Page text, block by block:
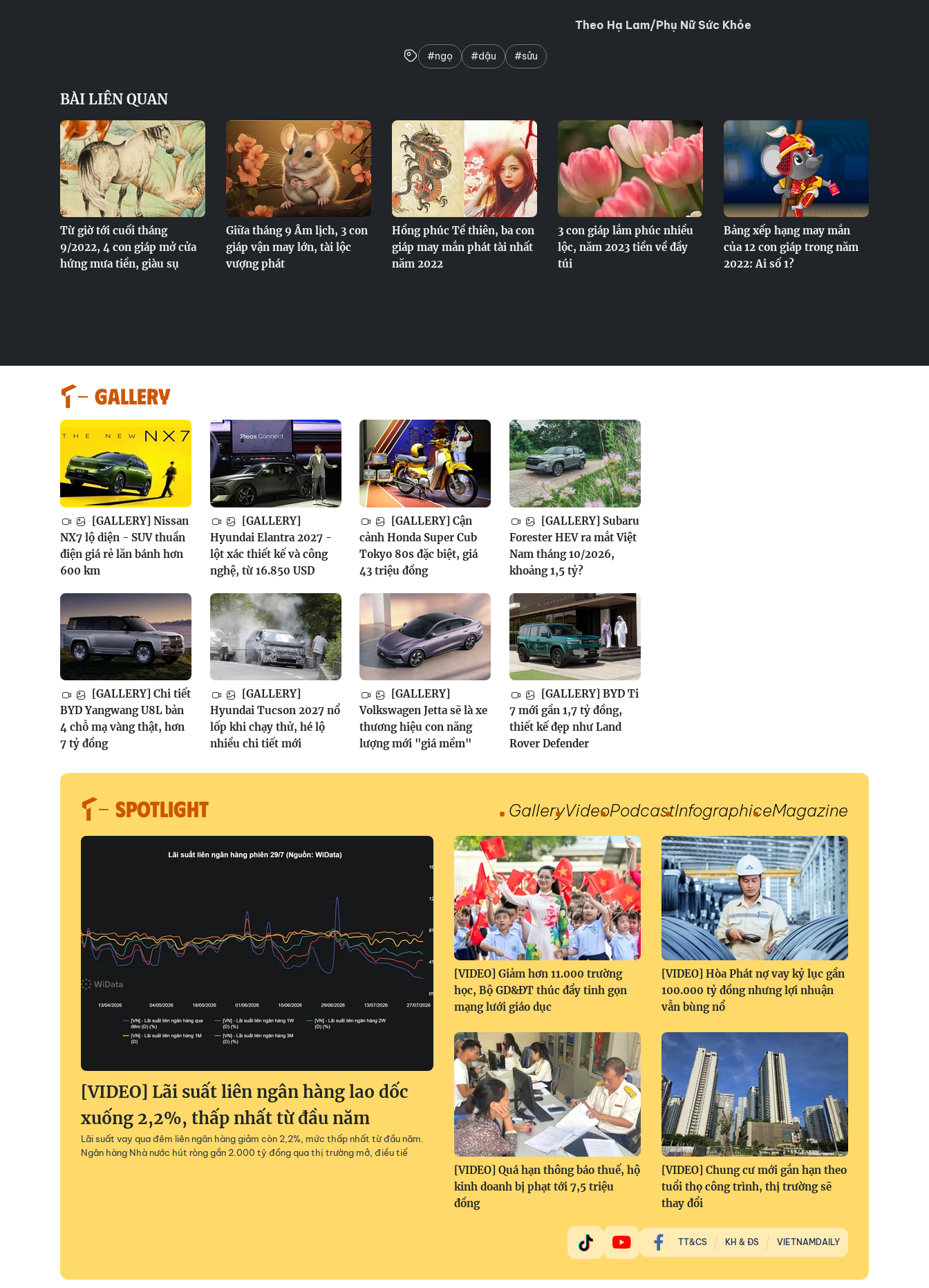
Theo Hạ Lam/Phụ Nữ Sức Khỏe
#ngọ #dậu #sửu
BÀI LIÊN QUAN
Từ giờ tới cuối tháng
9/2022, 4 con giáp mở cửa
hứng mưa tiền, giàu sụ
Giữa tháng 9 Âm lịch, 3 con
giáp vận may lớn, tài lộc
vượng phát
Hồng phúc Tề thiên, ba con
giáp may mắn phát tài nhất
năm 2022
3 con giáp lắm phúc nhiều
lộc, năm 2023 tiền về đầy
túi
Bảng xếp hạng may mắn
của 12 con giáp trong năm
2022: Ai số 1?
GALLERY
[GALLERY] Nissan
NX7 lộ diện - SUV thuần
điện giá rẻ lăn bánh hơn
600 km
[GALLERY]
Hyundai Elantra 2027 -
lột xác thiết kế và công
nghệ, từ 16.850 USD
[GALLERY] Cận
cảnh Honda Super Cub
Tokyo 80s đặc biệt, giá
43 triệu đồng
[GALLERY] Subaru
Forester HEV ra mắt Việt
Nam tháng 10/2026,
khoảng 1,5 tỷ?
[GALLERY] Chi tiết
BYD Yangwang U8L bản
4 chỗ mạ vàng thật, hơn
7 tỷ đồng
[GALLERY]
Hyundai Tucson 2027 nổ
lốp khi chạy thử, hé lộ
nhiều chi tiết mới
[GALLERY]
Volkswagen Jetta sẽ là xe
thương hiệu con năng
lượng mới "giá mềm"
[GALLERY] BYD Ti
7 mới gần 1,7 tỷ đồng,
thiết kế đẹp như Land
Rover Defender
SPOTLIGHT GalleryVideoPodcastInfographiceMagazine
[VIDEO] Lãi suất liên ngân hàng lao dốc
xuống 2,2%, thấp nhất từ đầu năm
Lãi suất vay qua đêm liên ngân hàng giảm còn 2,2%, mức thấp nhất từ đầu năm.
Ngân hàng Nhà nước hút ròng gần 2.000 tỷ đồng qua thị trường mở, điều tiế
[VIDEO] Giảm hơn 11.000 trường
học, Bộ GD&ĐT thúc đẩy tinh gọn
mạng lưới giáo dục
[VIDEO] Hòa Phát nợ vay kỷ lục gần
100.000 tỷ đồng nhưng lợi nhuận
vẫn bùng nổ
[VIDEO] Quá hạn thông báo thuế, hộ
kinh doanh bị phạt tới 7,5 triệu
đồng
[VIDEO] Chung cư mới gắn hạn theo
tuổi thọ công trình, thị trường sẽ
thay đổi
TT&CS KH & ĐS VIETNAMDAILY